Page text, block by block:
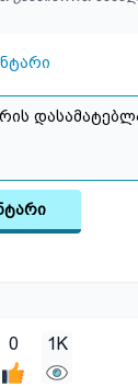
0 1K